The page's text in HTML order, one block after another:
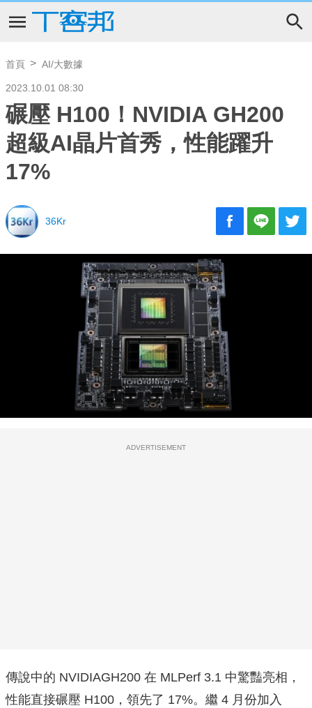
首頁 AI/大數據
2023.10.01 08:30
碾壓 H100！NVIDIA GH200
超級AI晶片首秀，性能躍升
17%
36Kr
ADVERTISEMENT
傳說中的 NVIDIAGH200 在 MLPerf 3.1 中驚豔亮相，
性能直接碾壓 H100，領先了 17%。繼 4 月份加入